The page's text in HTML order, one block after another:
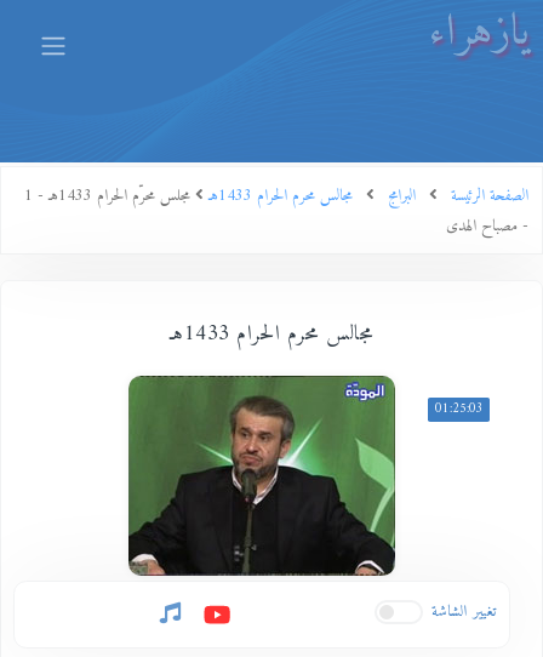
يازهراء
الصفحة الرئيسة البرامج مجالس محرم الحرام 1433هـ
مجلس محرّم الحرام 1433هـ - 1
- مصباح الهدى
مجالس محرم الحرام 1433هـ
01:25:03
تغيير الشاشة